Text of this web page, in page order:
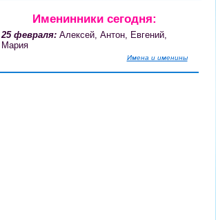
Именинники сегодня:
25 февраля:Алексей, Антон, Евгений,
Мария
Имена и именины